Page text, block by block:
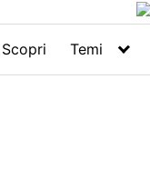
Scopri Temi